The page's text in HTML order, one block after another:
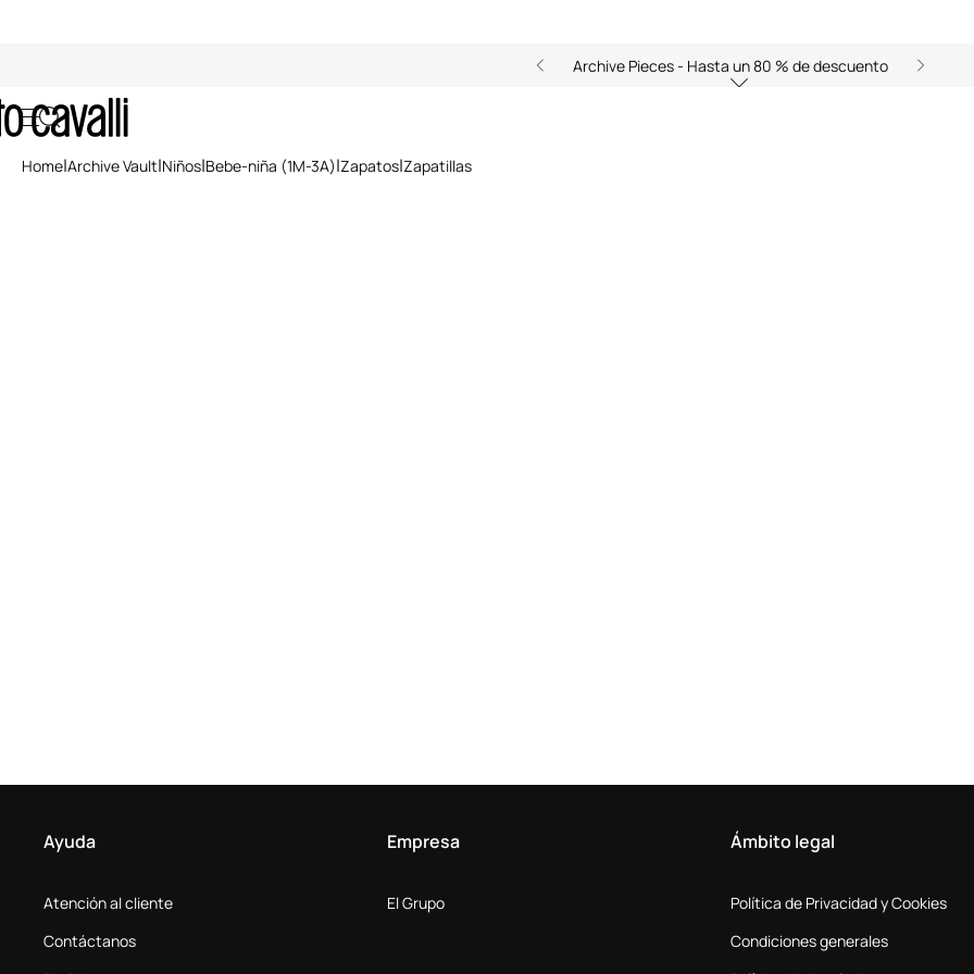
Archive Pieces - Hasta un 80 % de descuento
Zapatillas
Home Archive Vault Niños Bebe-niña (1M-3A) Zapatos Zapatillas
Ayuda
Atención al cliente
Contáctanos
Empresa
El Grupo
Ámbito legal
Política de Privacidad y Cookies
Condiciones generales